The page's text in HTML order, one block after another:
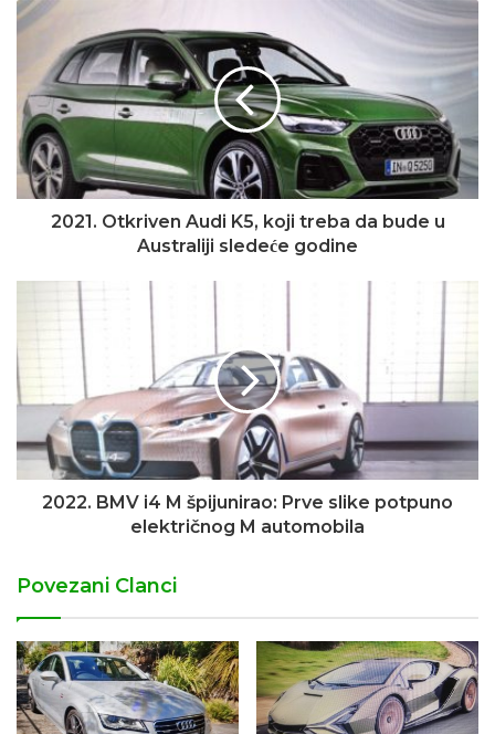
2021. Otkriven Audi K5, koji treba da bude u
Australiji sledeće godine
2022. BMV i4 M špijunirao: Prve slike potpuno
električnog M automobila
Povezani Clanci